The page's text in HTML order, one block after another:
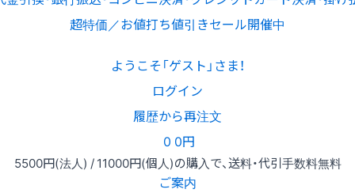
超特価／お値打ち値引きセール開催中
ようこそ「ゲスト」さま！
ログイン
履歴から再注文
0 0円
5500円(法人) /11000円(個人)の購入で、送料・代引手数料無料
ご案内